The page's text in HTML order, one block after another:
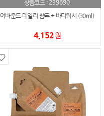
상품코드 :239690
어바운드 데일리 샴푸 + 바디워시 (30ml)
4,152원